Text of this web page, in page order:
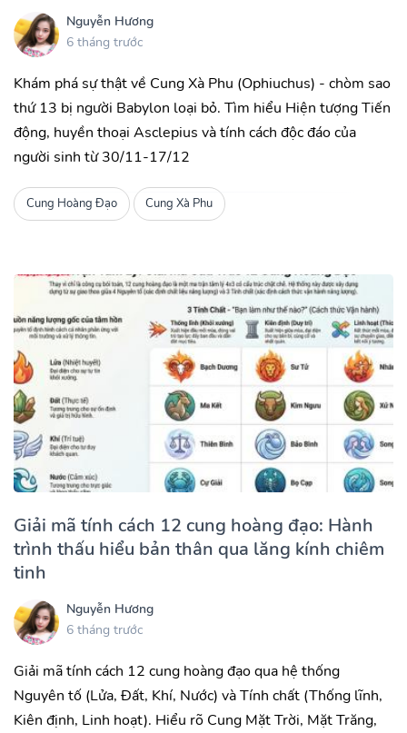
Nguyễn Hương
6 tháng trước
Khám phá sự thật về Cung Xà Phu (Ophiuchus) - chòm sao
thứ 13 bị người Babylon loại bỏ. Tìm hiểu Hiện tượng Tiến
động, huyền thoại Asclepius và tính cách độc đáo của
người sinh từ 30/11-17/12
Cung Hoàng Đạo Cung Xà Phu
Giải mã tính cách 12 cung hoàng đạo: Hành
trình thấu hiểu bản thân qua lăng kính chiêm
tinh
Nguyễn Hương
6 tháng trước
Giải mã tính cách 12 cung hoàng đạo qua hệ thống
Nguyên tố (Lửa, Đất, Khí, Nước) và Tính chất (Thống lĩnh,
Kiên định, Linh hoạt). Hiểu rõ Cung Mặt Trời, Mặt Trăng,